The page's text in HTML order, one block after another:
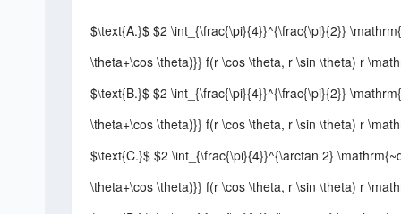
$\text{A.}$ $2 \int_{\frac{\pi}{4}}^{\frac{\pi}{2}}
\theta+\cos \theta)}} f(r \cos \theta, r \sin \theta) r
$\text{B.}$ $2 \int_{\frac{\pi}{4}}^{\frac{\pi}{2}}
\theta+\cos \theta)}} f(r \cos \theta, r \sin \theta) r
$\text{C.}$ $2 \int_{\frac{\pi}{4}}^{\arctan 2}
\theta+\cos \theta)}} f(r \cos \theta, r \sin \theta) r